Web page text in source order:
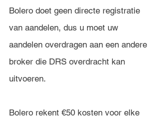
Bolero doet geen directe registratie
van aandelen, dus u moet uw
aandelen overdragen aan een andere
broker die DRS overdracht kan
uitvoeren.
Bolero rekent €50 kosten voor elke